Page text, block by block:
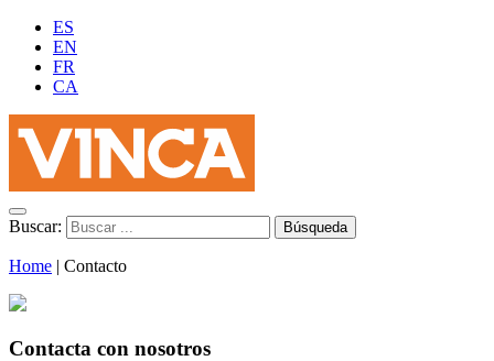
ES
EN
FR
CA
Buscar:
Home | Contacto
Contacta con nosotros